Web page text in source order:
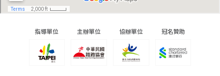
指導單位 主辦單位 協辦單位 冠名贊助